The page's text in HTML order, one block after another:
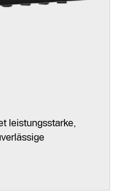
leistungsstarke,